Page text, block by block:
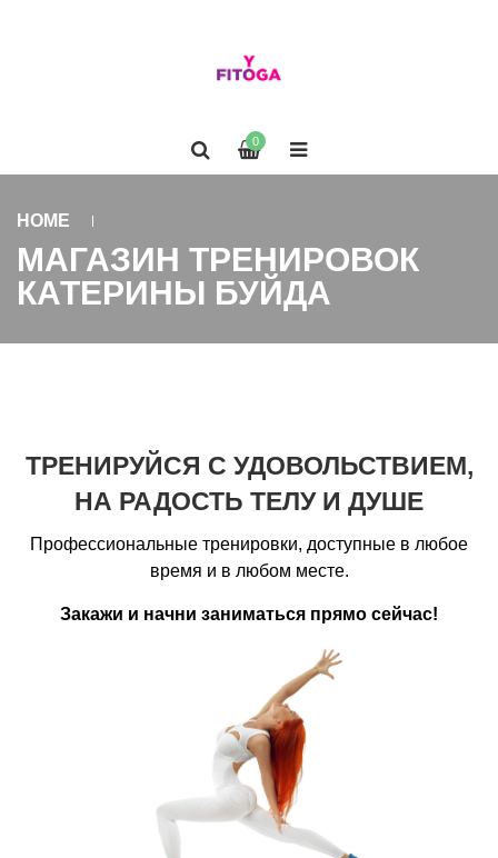
0
HOME
МАГАЗИН ТРЕНИРОВОК
КАТЕРИНЫ БУЙДА
ТРЕНИРУЙСЯ С УДОВОЛЬСТВИЕМ,
НА РАДОСТЬ ТЕЛУ И ДУШЕ
Профессиональные тренировки, доступные в любое
время и в любом месте.
Закажи и начни заниматься прямо сейчас!